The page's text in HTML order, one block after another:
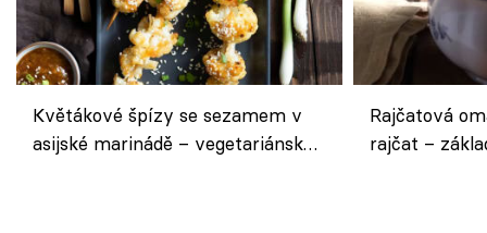
Květákové špízy se sezamem v
asijské marinádě – vegetariánská
Rajčatová
rajčat –